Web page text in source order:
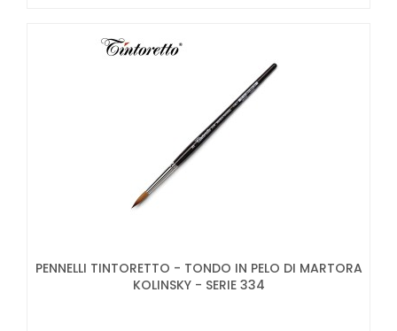
PENNELLI TINTORETTO - TONDO IN PELO DI MARTORA
KOLINSKY - SERIE 334